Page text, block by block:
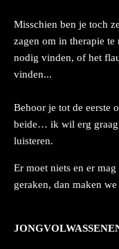
Misschien ben je toch
zagen om in therapie te
nodig vinden, of het
vinden...
Behoor je tot de eerste
beide… ik wil erg graag
luisteren.
Er moet niets en er
geraken, dan maken